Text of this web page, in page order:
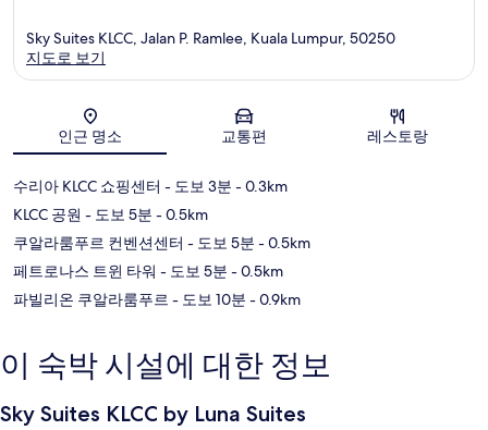
지도
Sky Suites KLCC, Jalan P. Ramlee, Kuala Lumpur, 50250
지도로 보기
인근 명소 교통편 레스토랑
수리아 KLCC 쇼핑센터 - 도보 3분 - 0.3km
KLCC 공원 - 도보 5분 - 0.5km
쿠알라룸푸르 컨벤션센터 - 도보 5분 - 0.5km
페트로나스 트윈 타워 - 도보 5분 - 0.5km
파빌리온 쿠알라룸푸르 - 도보 10분 - 0.9km
이 숙박 시설에 대한 정보
Sky Suites KLCC by Luna Suites